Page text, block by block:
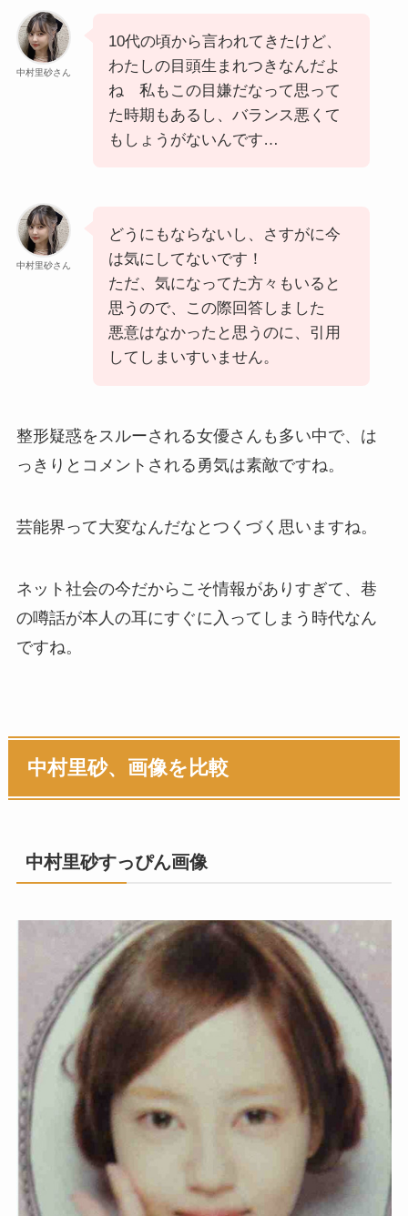
中村里砂さん
10代の頃から言われてきたけど、
わたしの目頭生まれつきなんだよ
ね 私もこの目嫌だなって思って
た時期もあるし、バランス悪くて
もしょうがないんです…
中村里砂さん
どうにもならないし、さすがに今
は気にしてないです！
ただ、気になってた方々もいると
思うので、この際回答しました
悪意はなかったと思うのに、引用
してしまいすいません。
整形疑惑をスルーされる女優さんも多い中で、は
っきりとコメントされる勇気は素敵ですね。
芸能界って大変なんだなとつくづく思いますね。
ネット社会の今だからこそ情報がありすぎて、巷
の噂話が本人の耳にすぐに入ってしまう時代なん
ですね。
中村里砂、画像を比較
中村里砂すっぴん画像